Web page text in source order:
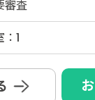
査
：1